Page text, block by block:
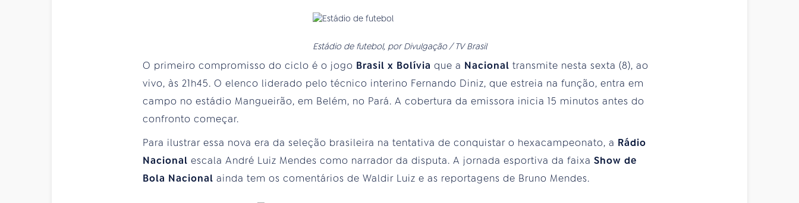
Estádio de futebol, por Divulgação / TV Brasil
O primeiro compromisso do ciclo é o jogo Brasil x Bolívia que a Nacional transmite nesta sexta (8), ao
vivo, às 21h45. O elenco liderado pelo técnico interino Fernando Diniz, que estreia na função, entra em
campo no estádio Mangueirão, em Belém, no Pará. A cobertura da emissora inicia 15 minutos antes do
confronto começar.
Para ilustrar essa nova era da seleção brasileira na tentativa de conquistar o hexacampeonato, a Rádio
Nacional escala André Luiz Mendes como narrador da disputa. A jornada esportiva da faixa Show de
Bola Nacional ainda tem os comentários de Waldir Luiz e as reportagens de Bruno Mendes.